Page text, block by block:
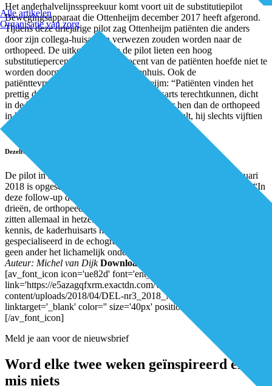
Alle artikelen
Organisatie van zorg
Het anderhalvelijnsspreekuur komt voort uit de substitutiepilot
Bewegingsapparaat die Ottenheijm december 2017 heeft afgerond.
Tijdens deze driejarige pilot zag Ottenheijm patiënten die anders
door zijn collega-huisartsen verwezen zouden worden naar de
orthopeed. De uitkomsten van de pilot lieten een hoog
substitutiepercentage zien. 85 procent van de patiënten hoefde niet te
worden doorgestuurd naar het ziekenhuis. Ook de
patiënttevredenheid was hoog. Ottenheijm: “Patiënten vinden het
prettig dat ze bij een gespecialiseerde huisarts terechtkunnen, dicht
in de buurt. Bovendien had ik meer tijd voor hen dan de orthopeed
in het ziekenhuis. Ik had een half uur per consult, hij slechts vijftien
minuten.”
Dezelfde taal spreken
De pilot in Zuid-Limburg was zo succesvol, dat deze per 1 januari
2018 is opgeschaald naar alle huisartsen in de regio. Ottenheijm: “In
deze follow-up doen we het anderhalvelijnsspreekuur met zijn
drieën, de orthopeed, de kaderhuisarts en de fysiotherapeut. We
zitten allemaal in hetzelfde gebouw. De orthopeed heeft chirurgische
kennis, de kaderhuisarts heeft een generalistische blik en is
gespecialiseerd in de echografie en de fysiotherapeut beheerst als
geen ander het lichamelijk onderzoek. Zo versterken we elkaar.”
Auteur: Michel van Dijk Download het volledige artikel hier:
[av_font_icon icon='ue82d' font='entypo-fontello' style='' caption=''
link='https://e5azagqfxrm.exactdn.com/wp-
content/uploads/2018/04/DEL-nr3_2018_Mediq-Medico_LR.pdf'
linktarget='_blank' color='' size='40px' position='left']
[/av_font_icon]
Meld je aan voor de nieuwsbrief
Word elke twee weken geïnspireerd en
mis niets